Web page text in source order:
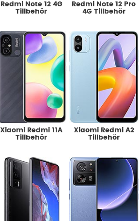
Redmi Note 12 4G
Tillbehör
Redmi Note 12 Pro
4G Tillbehör
Xiaomi Redmi 11A
Tillbehör
Xiaomi Redmi A2
Tillbehör